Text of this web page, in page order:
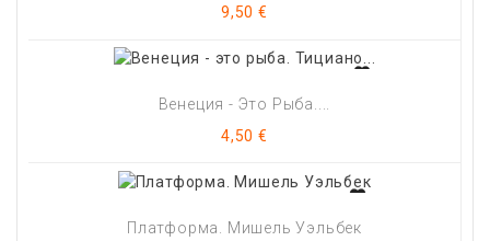
Цена
9,50 €
Венеция - Это Рыба....
Цена
4,50 €
Платформа. Мишель Уэльбек